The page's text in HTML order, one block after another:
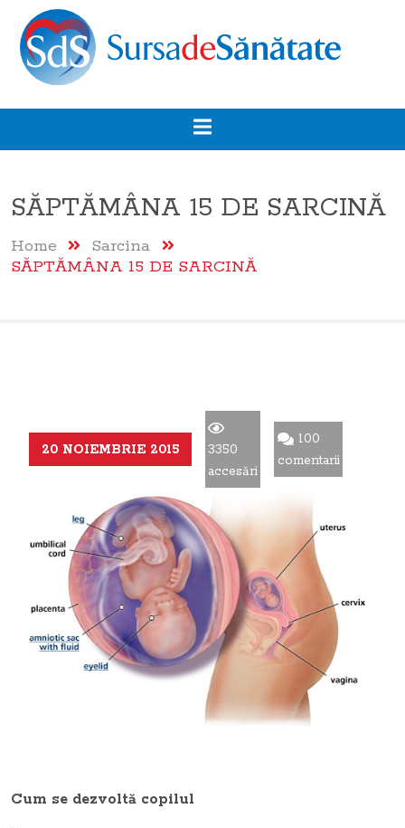
SĂPTĂMÂNA 15 DE SARCINĂ
Home
Sarcina
SĂPTĂMÂNA 15 DE SARCINĂ
20 NOIEMBRIE 2015
3350
accesări
100
comentarii
Cum se dezvoltă copilul